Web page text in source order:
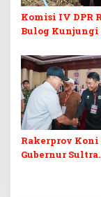
Komisi IV DPR
Bulog Kunjungi
Dorong Peluang
Rakerprov Koni
Gubernur Sultra